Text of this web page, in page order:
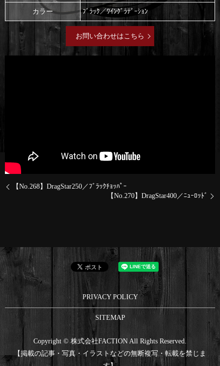
カラー ﾌﾞﾗｯｸ／ﾜｲﾝｸﾞﾗﾃﾞｰｼｮﾝ
お問い合わせはこちら
【No.268】DragStar250／ﾌﾞﾗｯｸﾁｮｯﾊﾟｰ
【No.270】DragStar400／ﾆｭｰﾛｯﾄﾞ
PRIVACY POLICY
SITEMAP
Copyright © 株式会社FACTION All Rights Reserved.
【掲載の記事・写真・イラストなどの無断複写・転載を禁じま